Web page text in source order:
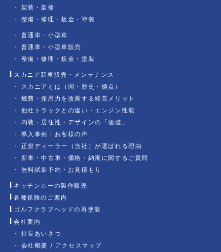
架装・架修
整備・修理・板金・塗装
普通車・小型車
普通車・小型車販売
整備・修理・板金・塗装
スカニア新車販売・メンテナンス
スカニアとは（国・歴史・拠点）
燃費・採用力を改善する経営メリット
他社トラックとの違い・エンジン性能
内装・居住性・デザインの「価値」
導入事例・お客様の声
正規ディーラー（当社）が選ばれる理由
新車・中古車・価格・納期に関するご質問
無料試乗予約・お見積もり
キッチンカーの製作販売
各種保険のご案内
ゴルフクラブヘッドの再塗装
会社案内
社長あいさつ
会社概要 / アクセスマップ